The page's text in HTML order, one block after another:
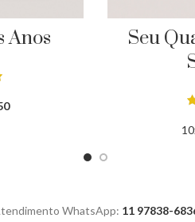
Anos
Seu
WhatsApp: 11 97838-